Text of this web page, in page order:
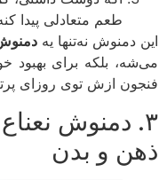
طعم متعادلی پیدا کنه.
دمنوش نه‌تنها یهدمنوش
بلکه برای بهبود
ازش توی روزای پرتنش،
دمنوش نعناع
و بدن